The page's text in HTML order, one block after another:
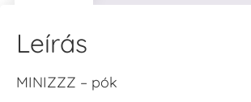
Leírás
MINIZZZ – pók